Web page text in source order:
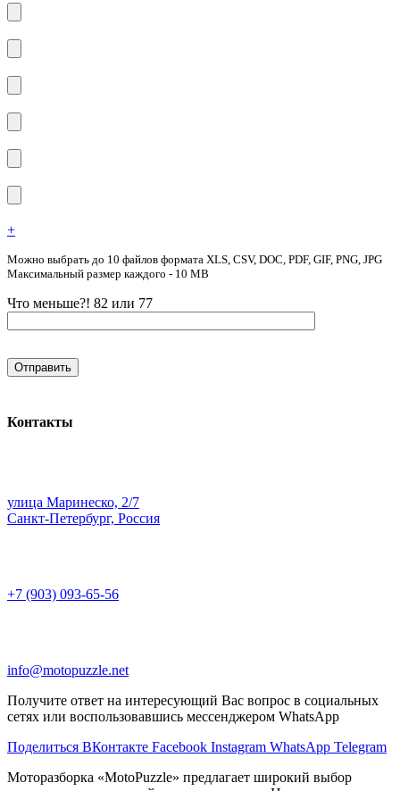
+
Можно выбрать до 10 файлов формата XLS, CSV, DOC, PDF, GIF, PNG, JPG
Максимальный размер каждого - 10 MB
Что меньше?! 82 или 77
Контакты
улица Маринеско, 2/7
Санкт-Петербург, Россия
+7 (903) 093-65-56
info@motopuzzle.net
Получите ответ на интересующий Вас вопрос в социальных
сетях или воспользовавшись мессенджером WhatsApp
Поделиться ВКонтакте Facebook Instagram WhatsApp Telegram
Моторазборка «MotoPuzzle» предлагает широкий выбор